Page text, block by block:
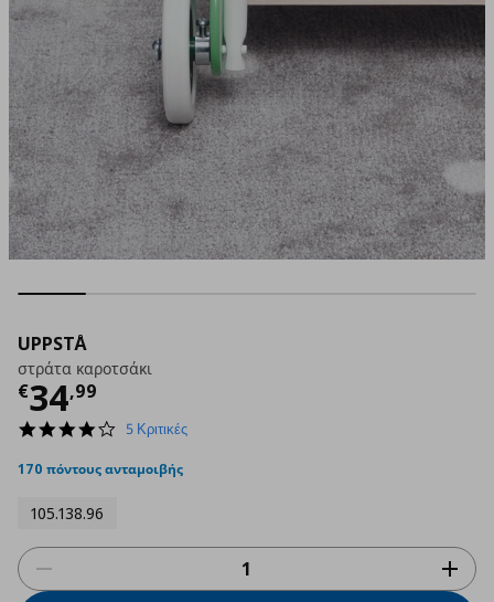
UPPSTÅ
στράτα καροτσάκι
€34,99
Τρέχουσα τιμή
4.2
rating
5 Κριτικές
170 πόντους ανταμοιβής
105.138.96